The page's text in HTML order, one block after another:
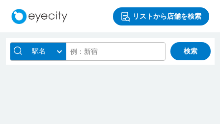
リストから店舗を検索
駅名 検索